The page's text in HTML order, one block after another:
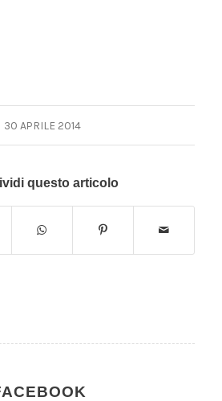
30 APRILE 2014
questo articolo